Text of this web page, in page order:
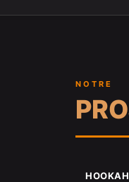
NOTRE